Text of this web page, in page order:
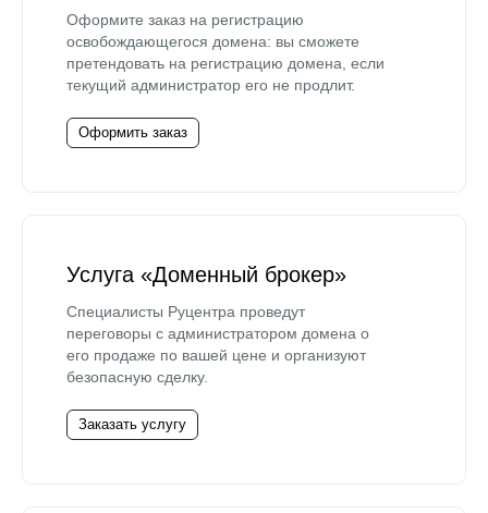
Оформите заказ на регистрацию
освобождающегося домена: вы сможете
претендовать на регистрацию домена, если
текущий администратор его не продлит.
Оформить заказ
Услуга «Доменный брокер»
Специалисты Руцентра проведут
переговоры с администратором домена о
его продаже по вашей цене и организуют
безопасную сделку.
Заказать услугу